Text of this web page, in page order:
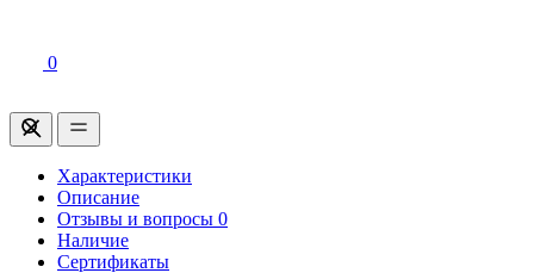
0
Характеристики
Описание
Отзывы и вопросы 0
Наличие
Сертификаты